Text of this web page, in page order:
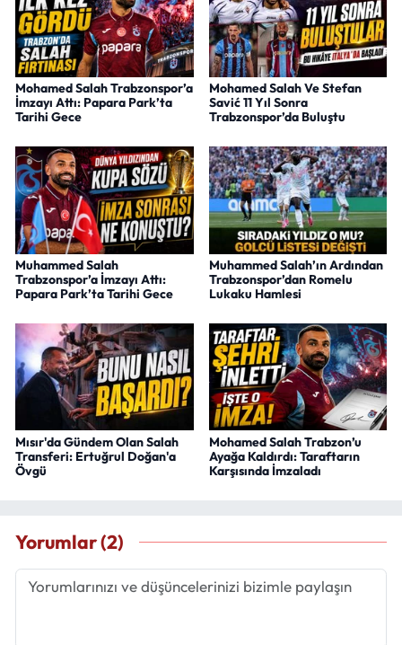
Mohamed Salah Trabzonspor’a
İmzayı Attı: Papara Park’ta
Tarihi Gece
Mohamed Salah Ve Stefan
Savić 11 Yıl Sonra
Trabzonspor’da Buluştu
Muhammed Salah
Trabzonspor’a İmzayı Attı:
Papara Park’ta Tarihi Gece
Muhammed Salah’ın Ardından
Trabzonspor’dan Romelu
Lukaku Hamlesi
Mısır'da Gündem Olan Salah
Transferi: Ertuğrul Doğan'a
Övgü
Mohamed Salah Trabzon’u
Ayağa Kaldırdı: Taraftarın
Karşısında İmzaladı
Yorumlar (2)